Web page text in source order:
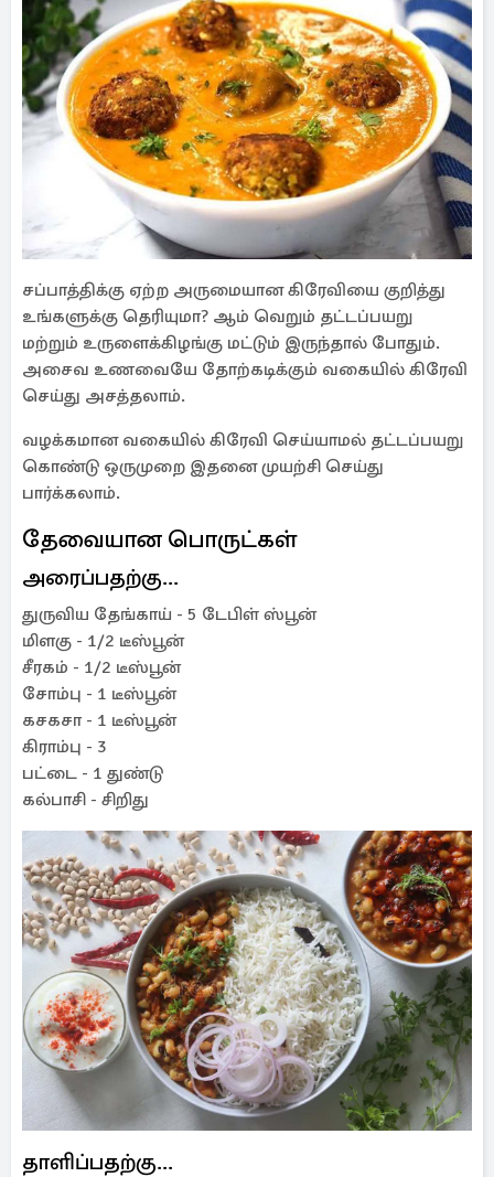
சப்பாத்திக்கு ஏற்ற அருமையான கிரேவியை குறித்து
உங்களுக்கு தெரியுமா? ஆம் வெறும் தட்டப்பயறு
மற்றும் உருளைக்கிழங்கு மட்டும் இருந்தால் போதும்.
அசைவ உணவையே தோற்கடிக்கும் வகையில் கிரேவி
செய்து அசத்தலாம்.
வழக்கமான வகையில் கிரேவி செய்யாமல் தட்டப்பயறு
கொண்டு ஒருமுறை இதனை முயற்சி செய்து
பார்க்கலாம்.
தேவையான பொருட்கள்
அரைப்பதற்கு...
துருவிய தேங்காய் - 5 டேபிள் ஸ்பூன்
மிளகு - 1/2 டீஸ்பூன்
சீரகம் - 1/2 டீஸ்பூன்
சோம்பு - 1 டீஸ்பூன்
கசகசா - 1 டீஸ்பூன்
கிராம்பு - 3
பட்டை - 1 துண்டு
கல்பாசி - சிறிது
தாளிப்பதற்கு...